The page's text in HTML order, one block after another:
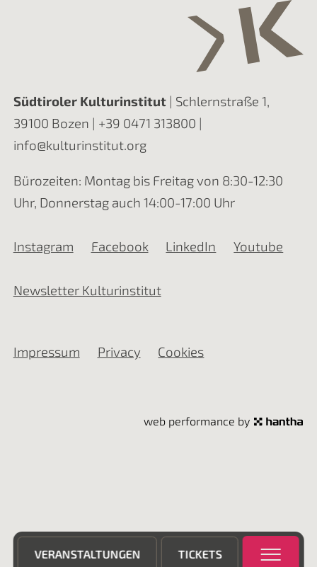
VERANSTALTUNGEN TICKETS
Südtiroler Kulturinstitut| Schlernstraße 1,
39100 Bozen | +39 0471 313800 |
info@kulturinstitut.org
Bürozeiten: Montag bis Freitag von 8:30-12:30
Uhr, Donnerstag auch 14:00-17:00 Uhr
Instagram Facebook LinkedIn Youtube
Newsletter Kulturinstitut
Impressum Privacy Cookies
web performance by